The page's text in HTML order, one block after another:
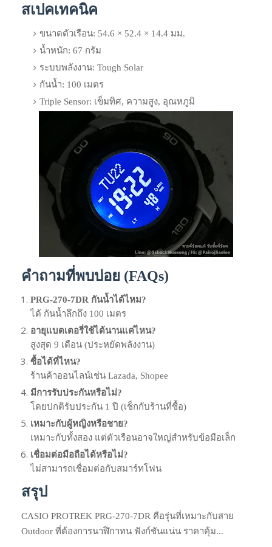
สเปคเทคนิค
ขนาดตัวเรือน: 54.6 × 52.4 × 14.4 มม.
น้ำหนัก: 67 กรัม
ระบบพลังงาน: Tough Solar
กันน้ำ: 100 เมตร
Triple Sensor: เข็มทิศ, ความสูง, อุณหภูมิ
คำถามที่พบบ่อย (FAQs)
PRG-270-7DR กันน้ำได้ไหม?
ได้ กันน้ำลึกถึง 100 เมตร
อายุแบตเตอรี่ใช้ได้นานแค่ไหน?
สูงสุด 9 เดือน (ประหยัดพลังงาน)
ซื้อได้ที่ไหน?
ร้านค้าออนไลน์เช่น Lazada, Shopee
มีการรับประกันหรือไม่?
โดยปกติรับประกัน 1 ปี (เช็กกับร้านที่ซื้อ)
เหมาะกับผู้หญิงหรือชาย?
เหมาะกับทั้งสอง แต่ตัวเรือนอาจใหญ่สำหรับข้อมือเล็ก
เชื่อมต่อมือถือได้หรือไม่?
ไม่สามารถเชื่อมต่อกับสมาร์ทโฟน
สรุป
CASIO PROTREK PRG-270-7DR คือรุ่นที่เหมาะกับสาย
Outdoor ที่ต้องการนาฬิกาทน ฟังก์ชันแน่น ราคาคุ้ม...